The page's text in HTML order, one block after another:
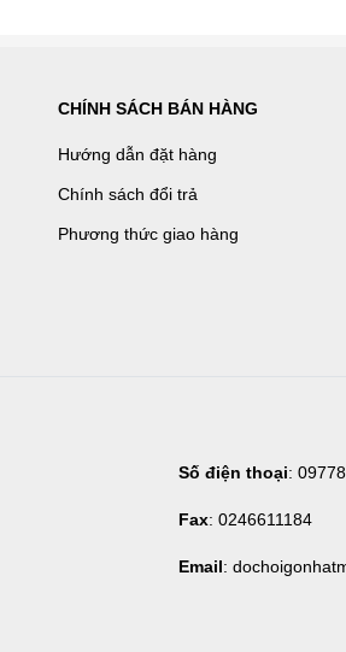
CHÍNH SÁCH BÁN HÀNG
Hướng dẫn đặt hàng
Chính sách đổi trả
Phương thức giao hàng
Số điện thoại:
Fax: 0246611184
Email: